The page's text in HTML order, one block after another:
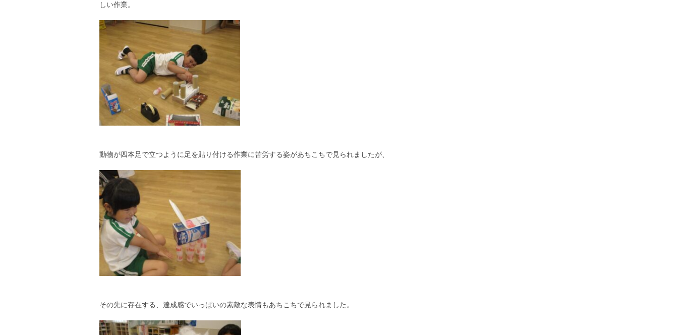
しい作業。
動物が四本足で立つように足を貼り付ける作業に苦労する姿があちこちで見られましたが、
その先に存在する、達成感でいっぱいの素敵な表情もあちこちで見られました。